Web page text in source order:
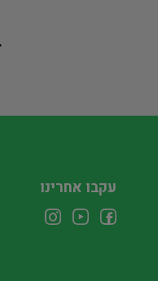
עקבו אחרינו